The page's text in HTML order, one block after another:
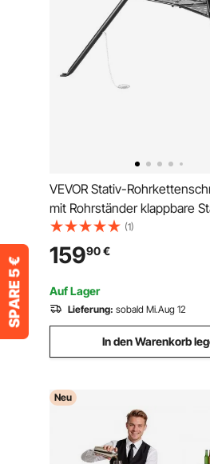
VEVOR Stativ-
mit Rohrständer klappbare
Rohrstützen mit
Stativständer-
für eine Vielzahl von
(1)
15990€
Auf Lager
Lieferung: sobald Mi.Aug 12
In den Warenkorb
Neu